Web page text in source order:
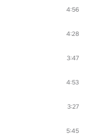
4:56
4:28
3:47
4:53
3:27
5:45